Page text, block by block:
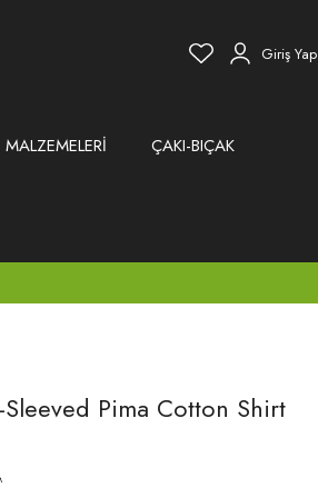
Giriş Yap
ÇAKI-BIÇAK
Pima Cotton Shirt